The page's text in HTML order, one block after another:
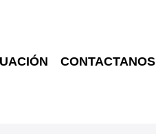
CONTACTANOS